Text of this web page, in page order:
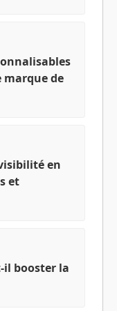
marque de
en
et
il booster la